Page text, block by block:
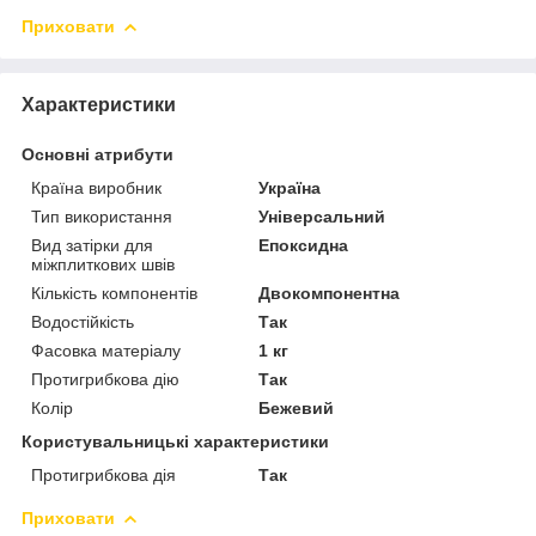
Приховати
Характеристики
Основні атрибути
Країна виробник
Україна
Тип використання
Універсальний
Вид затірки для
міжплиткових швів
Епоксидна
Кількість компонентів
Двокомпонентна
Водостійкість
Так
Фасовка матеріалу
1 кг
Протигрибкова дію
Так
Колір
Бежевий
Користувальницькі характеристики
Протигрибкова дія
Так
Приховати